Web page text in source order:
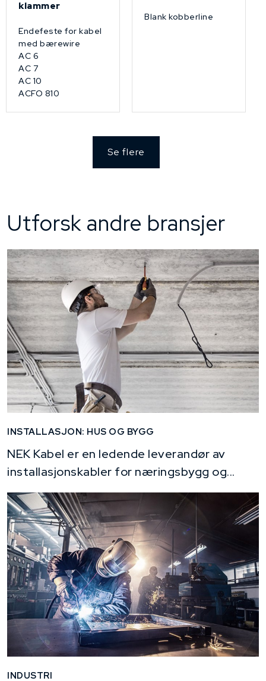
klammer
Endefeste for kabel
med bærewire
AC 6
AC 7
AC 10
ACFO 810
Blank kobberline
Se flere
Utforsk andre bransjer
INSTALLASJON: HUS OG BYGG
NEK Kabel er en ledende leverandør av
installasjonskabler for næringsbygg og...
INDUSTRI